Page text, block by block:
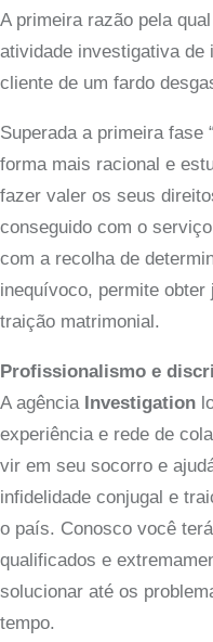
A primeira razão pela
atividade investigativa de
cliente de um fardo
Superada a primeira fase
forma mais racional e
fazer valer os seus
conseguido com o
com a recolha de
inequívoco, permite
traição matrimonial.
Profissionalismo e
A agência Investigation
experiência e rede de
vir em seu socorro e
infidelidade conjugal e
o país. Conosco você
qualificados e
solucionar até os
tempo.